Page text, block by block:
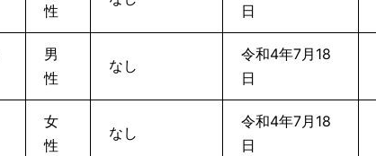
性
日
男
性
なし
令和4年7月18
日
女
性
なし
令和4年7月18
日